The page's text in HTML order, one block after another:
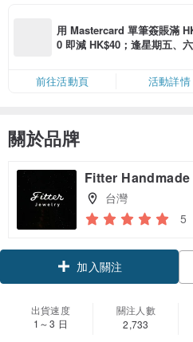
用 Mastercard 單筆簽賬滿
0 即減 HK$40；逢星期五、
限，額滿即止，僅限「常用信
卡」結帳）
前往活動頁 活動詳情
關於品牌
Fitter Handmade
台灣
5
加入關注
出貨速度
1～3 日
關注人數
2,733